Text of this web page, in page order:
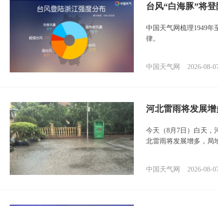
台风“白海豚”将
中国天气网梳理1949年
律。
中国天气网 2026-08-
河北雷雨将发展
今天（8月7日）白天，
北雷雨将发展增多，局
中国天气网 2026-08-